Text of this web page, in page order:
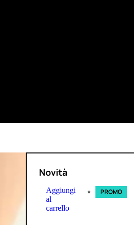
Novità
Aggiungi
al
carrello
PROMO